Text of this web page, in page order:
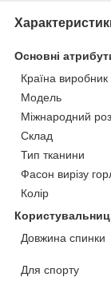
Основні
Країна виробник
Модель
Міжнародний
Склад
Тип тканини
Фасон вирізу
Колір
Довжина спинки
Для спорту